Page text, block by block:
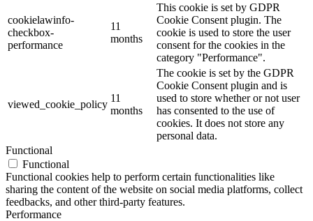
cookielawinfo-
checkbox-
performance
11
months
This cookie is set by GDPR
Cookie Consent plugin. The
cookie is used to store the user
consent for the cookies in the
category "Performance".
viewed_cookie_policy
11
months
The cookie is set by the GDPR
Cookie Consent plugin and is
used to store whether or not user
has consented to the use of
cookies. It does not store any
personal data.
Functional
Functional
Functional cookies help to perform certain functionalities like
sharing the content of the website on social media platforms, collect
feedbacks, and other third-party features.
Performance